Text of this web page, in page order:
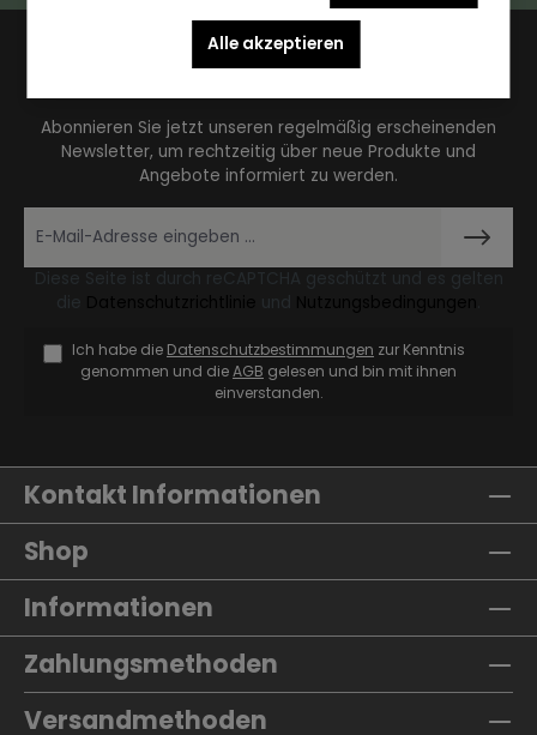
Newsletter
Abonnieren Sie jetzt unseren regelmäßig erscheinenden
Newsletter, um rechtzeitig über neue Produkte und
Angebote informiert zu werden.
Ich habe die Datenschutzbestimmungen zur Kenntnis
genommen und dieAGB gelesen und bin mit ihnen
einverstanden.
Kontakt Informationen
Shop
Informationen
Zahlungsmethoden
Versandmethoden
Alle akzeptieren